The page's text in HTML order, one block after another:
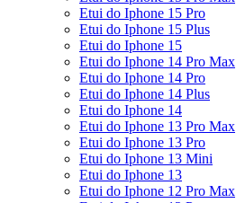
Etui do Iphone 15 Pro
Etui do Iphone 15 Plus
Etui do Iphone 15
Etui do Iphone 14 Pro Max
Etui do Iphone 14 Pro
Etui do Iphone 14 Plus
Etui do Iphone 14
Etui do Iphone 13 Pro Max
Etui do Iphone 13 Pro
Etui do Iphone 13 Mini
Etui do Iphone 13
Etui do Iphone 12 Pro Max